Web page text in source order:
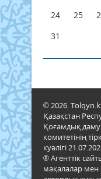
24
25
31
© 2026.
Қазақстан
Қоғамдық даму
комитетінің
куәлігі
® Агенттік
мақалалар